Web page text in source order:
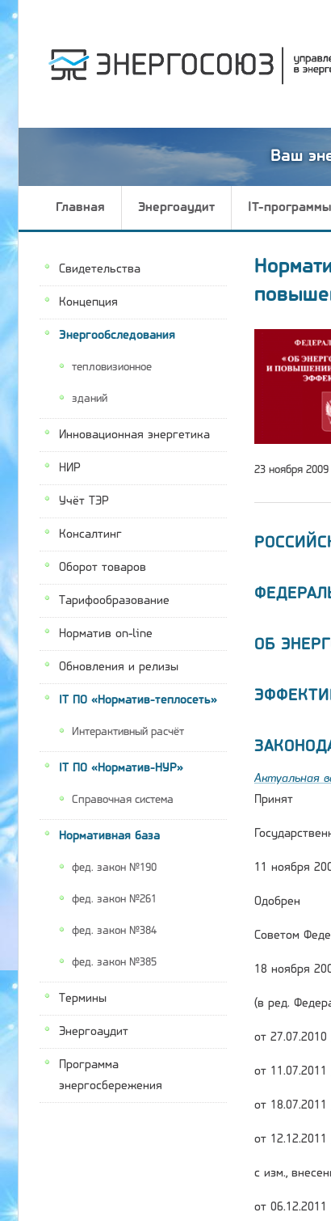
Ваш
Главная Энергоаудит IT-программы
Свидетельства
Концепция
Энергообследования
тепловизионное
зданий
Инновационная энергетика
НИР
Учёт ТЭР
Консалтинг
Оборот товаров
Тарифообразование
Норматив on-line
Обновления и релизы
IT ПО «Норматив-теплосеть»
Интерактивный расчёт
IT ПО «Норматив-НУР»
Справочная система
Нормативная база
фед. закон №190
фед. закон №261
фед. закон №384
фед. закон №385
Термины
Энергоаудит
Программа
энергосбережения
23 ноября 2009
ОБ
Актуальная
Принят
11 ноября
Одобрен
Советом
18 ноября
(в ред.
от 27.07.2010
от 11.07.2011
от 18.07.2011
от 12.12.2011
с изм.,
от 06.12.2011